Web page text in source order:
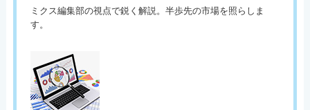
ミクス編集部の視点で鋭く解説。半歩先の市場を照らしま
す。